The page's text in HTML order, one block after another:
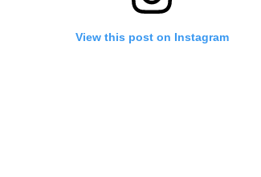
View this post on Instagram